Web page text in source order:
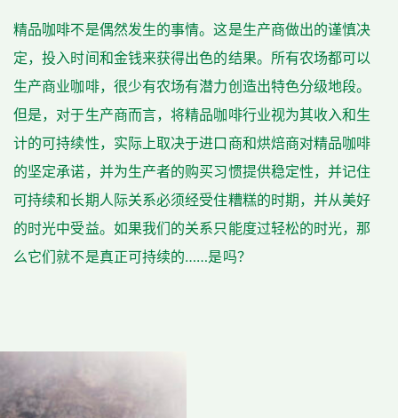
精品咖啡不是偶然发生的事情。这是生产商做出的谨慎决
定，投入时间和金钱来获得出色的结果。所有农场都可以
生产商业咖啡，很少有农场有潜力创造出特色分级地段。
但是，对于生产商而言，将精品咖啡行业视为其收入和生
计的可持续性，实际上取决于进口商和烘焙商对精品咖啡
的坚定承诺，并为生产者的购买习惯提供稳定性，并记住
可持续和长期人际关系必须经受住糟糕的时期，并从美好
的时光中受益。如果我们的关系只能度过轻松的时光，那
么它们就不是真正可持续的……是吗？